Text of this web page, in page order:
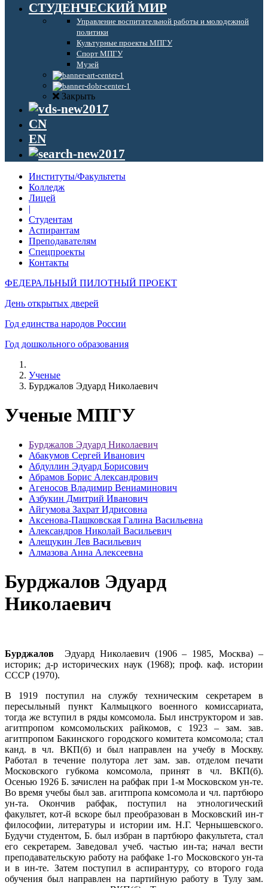
СТУДЕНЧЕСКИЙ МИР
Управление воспитательной работы и молодежной
политики
Культурные проекты МПГУ
Спорт МПГУ
Музей
Закрыть
CN
EN
Институты/Факультеты
Колледж
Лицей
|
Студентам
Аспирантам
Преподавателям
Спецпроекты
Контакты
ФЕДЕРАЛЬНЫЙ ПИЛОТНЫЙ ПРОЕКТ
День открытых дверей
Год единства народов России
Год дошкольного образования
Ученые
Бурджалов Эдуард Николаевич
Ученые МПГУ
Бурджалов Эдуард Николаевич
Абакумов Сергей Иванович
Абдуллин Эдуард Борисович
Абрамов Борис Александрович
Агеносов Владимир Вениаминович
Азбукин Дмитрий Иванович
Айгумова Захрат Идрисовна
Аксенова-Пашковская Галина Васильевна
Александров Николай Васильевич
Алещукин Лев Васильевич
Алмазова Анна Алексеевна
Бурджалов Эдуард
Николаевич
Бурджалов Эдуард Николаевич (1906 – 1985, Москва) –
историк; д-р исторических наук (1968); проф. каф. истории
СССР (1970).
В 1919 поступил на службу техническим секретарем в
пересыльный пункт Калмыцкого военного комиссариата,
тогда же вступил в ряды комсомола. Был инструктором и зав.
агитпропом комсомольских райкомов, с 1923 – зам. зав.
агитпропом Бакинского городского комитета комсомола; стал
канд. в чл. ВКП(б) и был направлен на учебу в Москву.
Работал в течение полутора лет зам. зав. отделом печати
Московского губкома комсомола, принят в чл. ВКП(б).
Осенью 1926 Б. зачислен на рабфак при 1-м Московском ун-те.
Во время учебы был зав. агитпропа комсомола и чл. партбюро
ун-та. Окончив рабфак, поступил на этнологический
факультет, кот-й вскоре был преобразован в Московский ин-т
философии, литературы и истории им. Н.Г. Чернышевского.
Будучи студентом, Б. был избран в партбюро факультета, стал
его секретарем. Заведовал учеб. частью ин-та; начал вести
преподавательскую работу на рабфаке 1-го Московского ун-та
и в ин-те. Затем поступил в аспирантуру, со второго года
обучения был направлен на партийную работу в Тулу зам.